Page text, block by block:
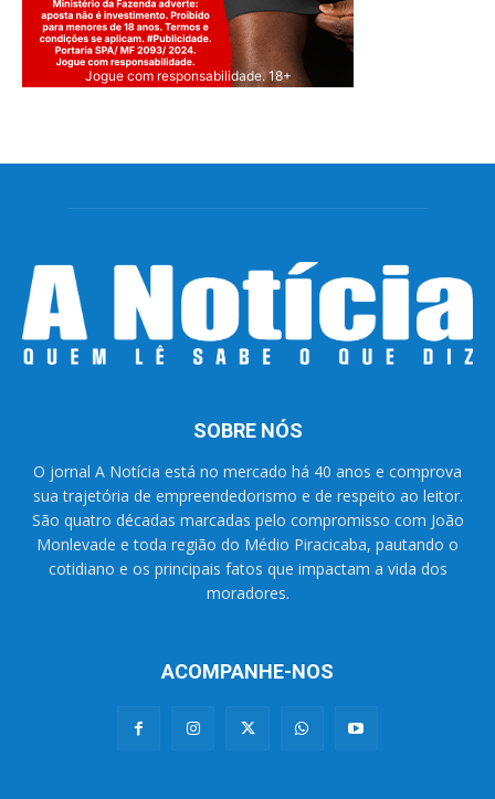
Jogue com responsabilidade. 18+
SOBRE NÓS
O jornal A Notícia está no mercado há 40 anos e comprova
sua trajetória de empreendedorismo e de respeito ao leitor.
São quatro décadas marcadas pelo compromisso com João
Monlevade e toda região do Médio Piracicaba, pautando o
cotidiano e os principais fatos que impactam a vida dos
moradores.
ACOMPANHE-NOS